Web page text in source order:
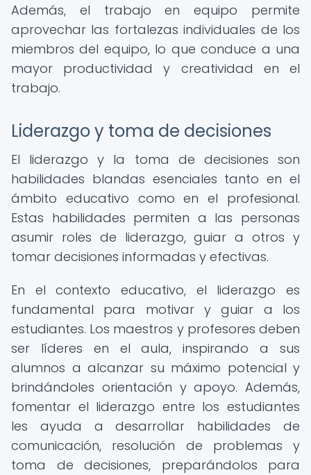
Además, el trabajo en equipo permite
aprovechar las fortalezas individuales de los
miembros del equipo, lo que conduce a una
mayor productividad y creatividad en el
trabajo.
Liderazgo y toma de decisiones
El liderazgo y la toma de decisiones son
habilidades blandas esenciales tanto en el
ámbito educativo como en el profesional.
Estas habilidades permiten a las personas
asumir roles de liderazgo, guiar a otros y
tomar decisiones informadas y efectivas.
En el contexto educativo, el liderazgo es
fundamental para motivar y guiar a los
estudiantes. Los maestros y profesores deben
ser líderes en el aula, inspirando a sus
alumnos a alcanzar su máximo potencial y
brindándoles orientación y apoyo. Además,
fomentar el liderazgo entre los estudiantes
les ayuda a desarrollar habilidades de
comunicación, resolución de problemas y
toma de decisiones, preparándolos para